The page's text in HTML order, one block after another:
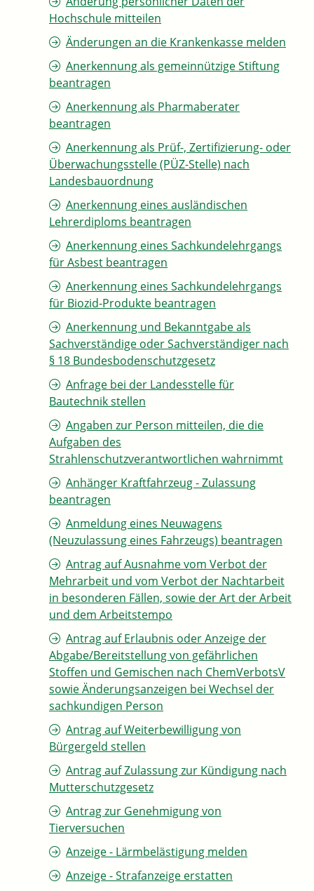
Hochschule mitteilen
Änderungen an die Krankenkasse melden
Anerkennung als gemeinnützige Stiftung
beantragen
Anerkennung als Pharmaberater
beantragen
Anerkennung als Prüf-, Zertifizierung- oder
Überwachungsstelle (PÜZ-Stelle) nach
Landesbauordnung
Anerkennung eines ausländischen
Lehrerdiploms beantragen
Anerkennung eines Sachkundelehrgangs
für Asbest beantragen
Anerkennung eines Sachkundelehrgangs
für Biozid-Produkte beantragen
Anerkennung und Bekanntgabe als
Sachverständige oder Sachverständiger nach
§ 18 Bundesbodenschutzgesetz
Anfrage bei der Landesstelle für
Bautechnik stellen
Angaben zur Person mitteilen, die die
Aufgaben des
Strahlenschutzverantwortlichen wahrnimmt
Anhänger Kraftfahrzeug - Zulassung
beantragen
Anmeldung eines Neuwagens
(Neuzulassung eines Fahrzeugs) beantragen
Antrag auf Ausnahme vom Verbot der
Mehrarbeit und vom Verbot der Nachtarbeit
in besonderen Fällen, sowie der Art der Arbeit
und dem Arbeitstempo
Antrag auf Erlaubnis oder Anzeige der
Abgabe/Bereitstellung von gefährlichen
Stoffen und Gemischen nach ChemVerbotsV
sowie Änderungsanzeigen bei Wechsel der
sachkundigen Person
Antrag auf Weiterbewilligung von
Bürgergeld stellen
Antrag auf Zulassung zur Kündigung nach
Mutterschutzgesetz
Antrag zur Genehmigung von
Tierversuchen
Anzeige - Lärmbelästigung melden
Anzeige - Strafanzeige erstatten